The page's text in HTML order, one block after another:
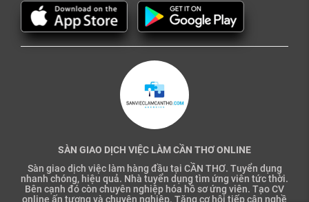
SÀN GIAO DỊCH VIỆC LÀM CẦN THƠ ONLINE
Sàn giao dịch việc làm hàng đầu tại CẦN THƠ. Tuyển dụng
nhanh chóng, hiệu quả. Nhà tuyển dụng tìm ứng viên tức thời.
Bên cạnh đó còn chuyên nghiệp hóa hồ sơ ứng viên. Tạo CV
online ấn tượng và chuyên nghiệp. Tăng cơ hội tiếp cận nghề